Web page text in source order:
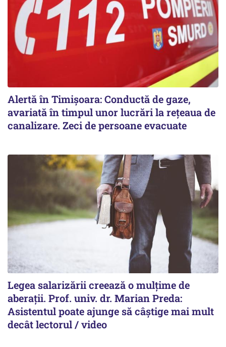
Alertă în Timișoara: Conductă de gaze,
avariată în timpul unor lucrări la rețeaua de
canalizare. Zeci de persoane evacuate
Legea salarizării creează o mulțime de
aberații. Prof. univ. dr. Marian Preda:
Asistentul poate ajunge să câștige mai mult
decât lectorul / video